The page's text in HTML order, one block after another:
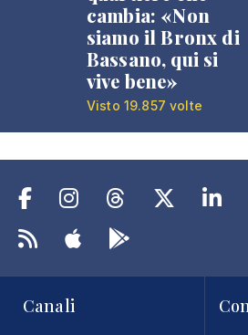
cambia: «Non
siamo il Bronx di
Bassano, qui si
vive bene»
Visto 19.857 volte
Canali